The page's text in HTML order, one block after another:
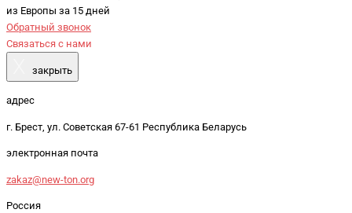
из Европы за 15 дней
Обратный звонок
Связаться с нами
закрыть
адрес
г. Брест, ул. Советская 67-61 Республика Беларусь
электронная почта
zakaz@new-ton.org
Россия